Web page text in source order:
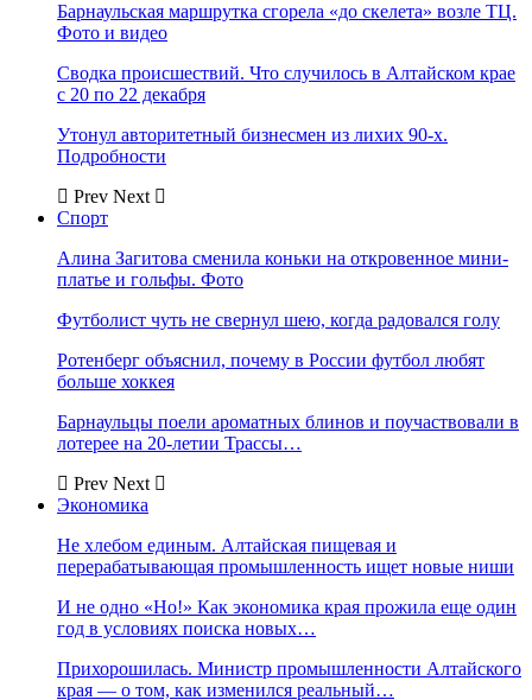
Барнаульская маршрутка сгорела «до скелета» возле ТЦ.
Фото и видео
Сводка происшествий. Что случилось в Алтайском крае
с 20 по 22 декабря
Утонул авторитетный бизнесмен из лихих 90-х.
Подробности
Prev Next
Спорт
Алина Загитова сменила коньки на откровенное мини-
платье и гольфы. Фото
Футболист чуть не свернул шею, когда радовался голу
Ротенберг объяснил, почему в России футбол любят
больше хоккея
Барнаульцы поели ароматных блинов и поучаствовали в
лотерее на 20-летии Трассы…
Prev Next
Экономика
Не хлебом единым. Алтайская пищевая и
перерабатывающая промышленность ищет новые ниши
И не одно «Но!» Как экономика края прожила еще один
год в условиях поиска новых…
Прихорошилась. Министр промышленности Алтайского
края — о том, как изменился реальный…